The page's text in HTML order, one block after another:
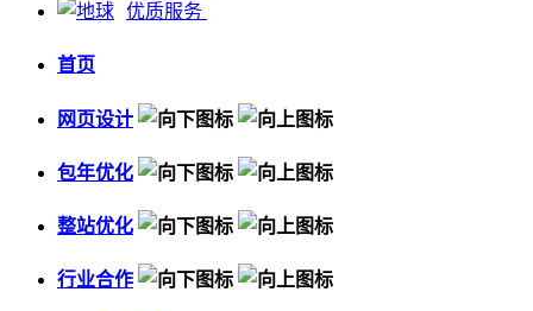
优质服务
首页
网页设计
包年优化
整站优化
行业合作